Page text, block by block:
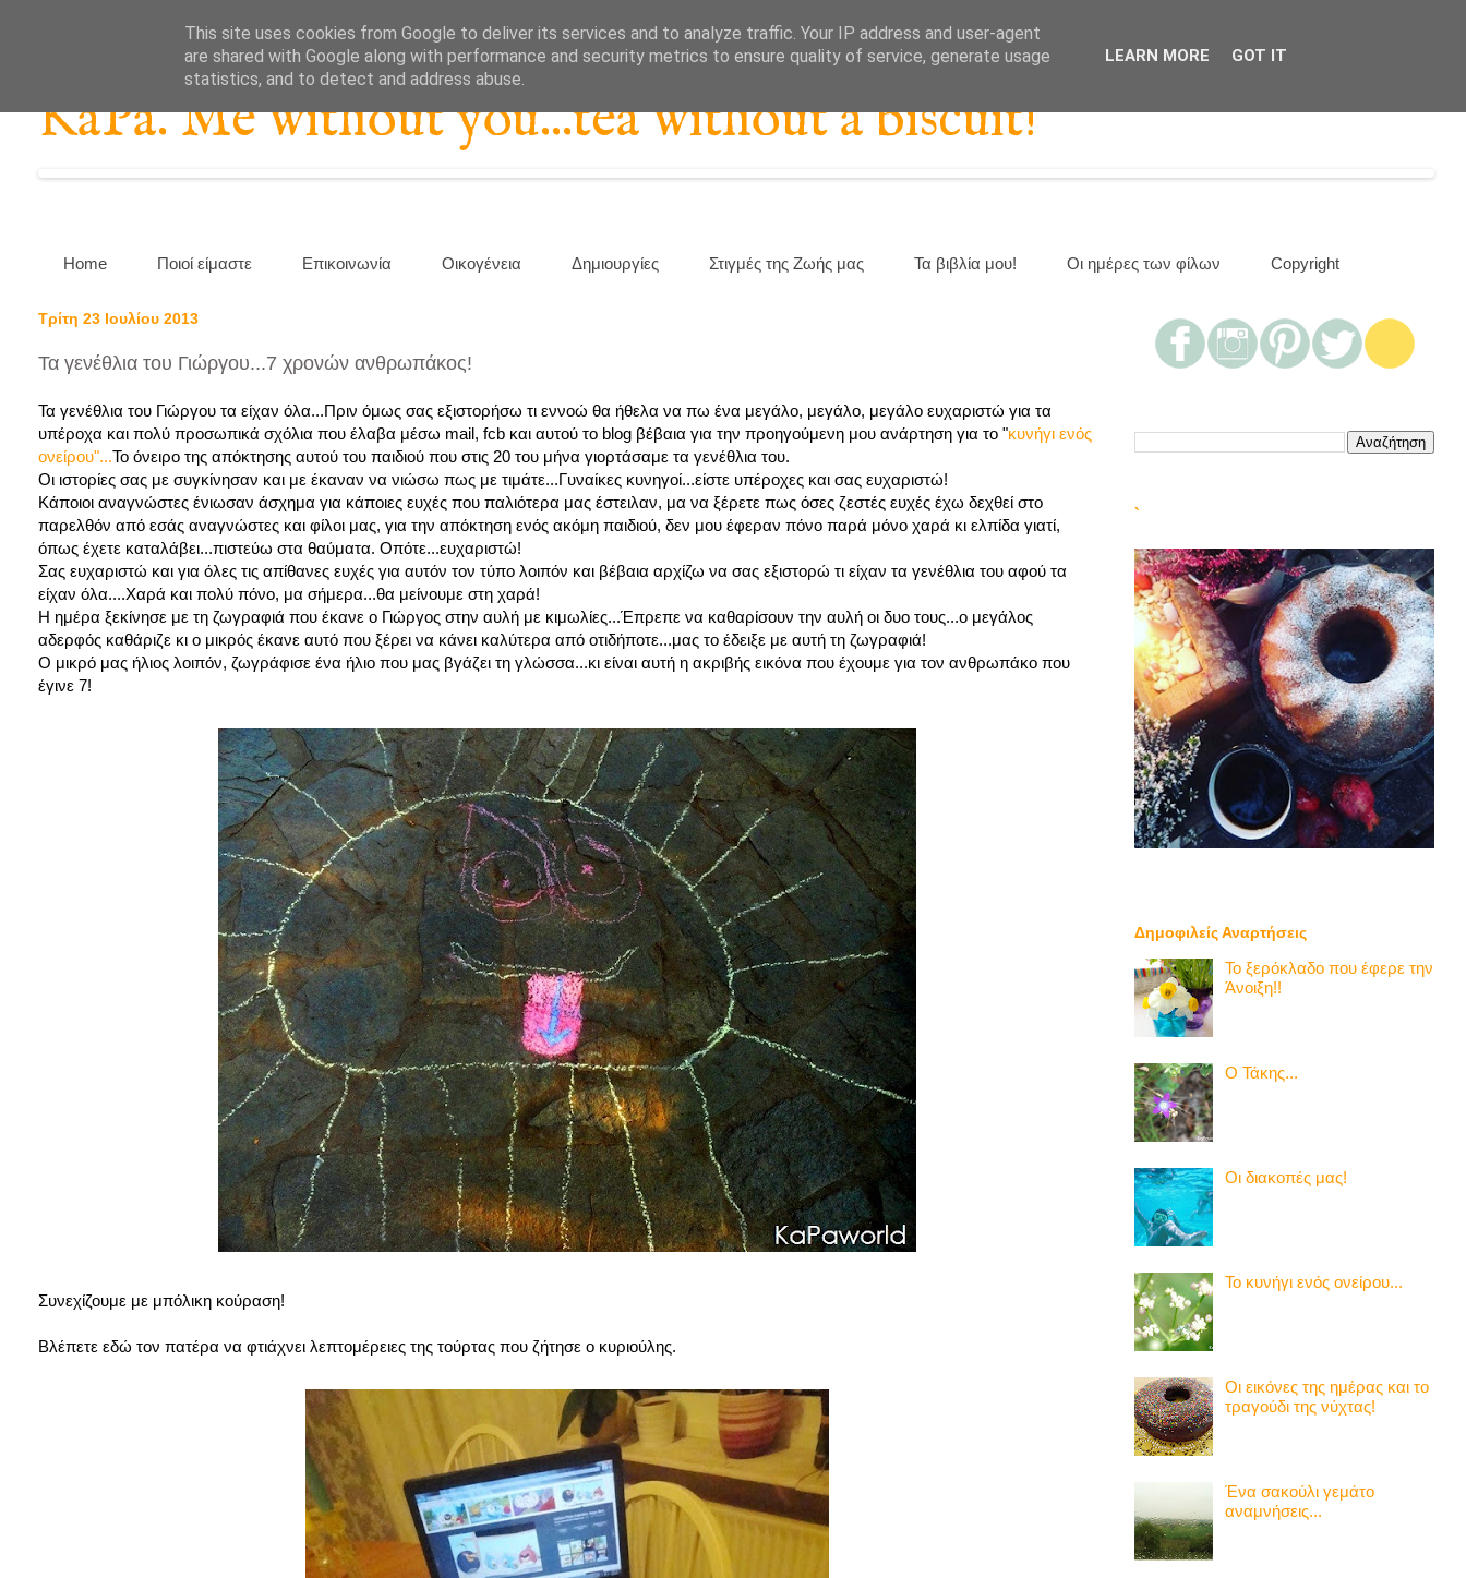
KaPa. Me without you...tea without a biscuit!
Home Ποιοί είμαστε Επικοινωνία Οικογένεια Δημιουργίες Στιγμές της Ζωής μας Τα βιβλία μου! Οι ημέρες των φίλων Copyright
Τρίτη 23 Ιουλίου 2013
Τα γενέθλια του Γιώργου...7 χρονών ανθρωπάκος!
Τα γενέθλια του Γιώργου τα είχαν όλα...Πριν όμως σας εξιστορήσω τι εννοώ θα ήθελα να πω ένα μεγάλο, μεγάλο, μεγάλο ευχαριστώ για τα
υπέροχα και πολύ προσωπικά σχόλια που έλαβα μέσω mail, fcb και αυτού το blog βέβαια για την προηγούμενη μου ανάρτηση για το "κυνήγι ενός
ονείρου"...Το όνειρο της απόκτησης αυτού του παιδιού που στις 20 του μήνα γιορτάσαμε τα γενέθλια του.
Οι ιστορίες σας με συγκίνησαν και με έκαναν να νιώσω πως με τιμάτε...Γυναίκες κυνηγοί...είστε υπέροχες και σας ευχαριστώ!
Κάποιοι αναγνώστες ένιωσαν άσχημα για κάποιες ευχές που παλιότερα μας έστειλαν, μα να ξέρετε πως όσες ζεστές ευχές έχω δεχθεί στο
παρελθόν από εσάς αναγνώστες και φίλοι μας, για την απόκτηση ενός ακόμη παιδιού, δεν μου έφεραν πόνο παρά μόνο χαρά κι ελπίδα γιατί,
όπως έχετε καταλάβει...πιστεύω στα θαύματα. Οπότε...ευχαριστώ!
Σας ευχαριστώ και για όλες τις απίθανες ευχές για αυτόν τον τύπο λοιπόν και βέβαια αρχίζω να σας εξιστορώ τι είχαν τα γενέθλια του αφού τα
είχαν όλα....Χαρά και πολύ πόνο, μα σήμερα...θα μείνουμε στη χαρά!
Η ημέρα ξεκίνησε με τη ζωγραφιά που έκανε ο Γιώργος στην αυλή με κιμωλίες...Έπρεπε να καθαρίσουν την αυλή οι δυο τους...ο μεγάλος
αδερφός καθάριζε κι ο μικρός έκανε αυτό που ξέρει να κάνει καλύτερα από οτιδήποτε...μας το έδειξε με αυτή τη ζωγραφιά!
Ο μικρό μας ήλιος λοιπόν, ζωγράφισε ένα ήλιο που μας βγάζει τη γλώσσα...κι είναι αυτή η ακριβής εικόνα που έχουμε για τον ανθρωπάκο που
έγινε 7!
Συνεχίζουμε με μπόλικη κούραση!
Βλέπετε εδώ τον πατέρα να φτιάχνει λεπτομέρειες της τούρτας που ζήτησε ο κυριούλης.
`
Δημοφιλείς Αναρτήσεις
Το ξερόκλαδο που έφερε την
Άνοιξη!!
Ο Τάκης...
Οι διακοπές μας!
Το κυνήγι ενός ονείρου...
Οι εικόνες της ημέρας και το
τραγούδι της νύχτας!
Ένα σακούλι γεμάτο
αναμνήσεις...
This site uses cookies from Google to deliver its services and to analyze traffic. Your IP address and user-agent
are shared with Google along with performance and security metrics to ensure quality of service, generate usage
statistics, and to detect and address abuse.
LEARN MORE GOT IT